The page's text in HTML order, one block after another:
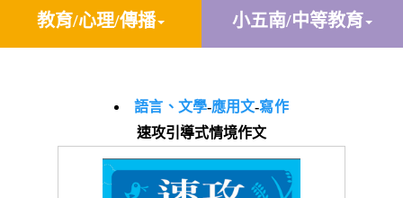
教育/心理/傳播 小五南/中等教育
語言、文學-應用文-寫作
速攻引導式情境作文